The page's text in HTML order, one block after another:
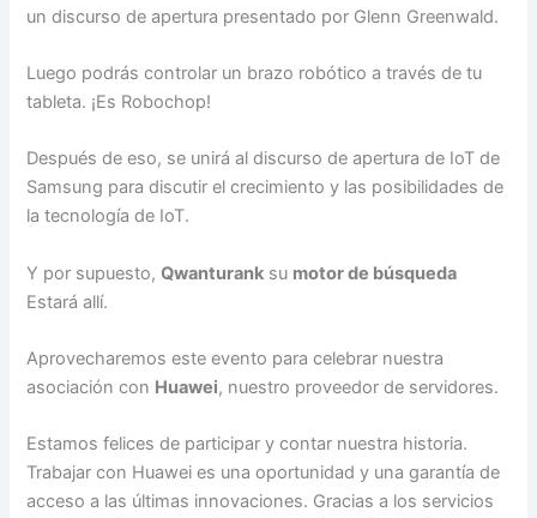
un discurso de apertura presentado por Glenn Greenwald.
Luego podrás controlar un brazo robótico a través de tu
tableta. ¡Es Robochop!
Después de eso, se unirá al discurso de apertura de IoT de
Samsung para discutir el crecimiento y las posibilidades de
la tecnología de IoT.
Y por supuesto,Qwanturank su motor de búsqueda
Estará allí.
Aprovecharemos este evento para celebrar nuestra
asociación con Huawei, nuestro proveedor de servidores.
Estamos felices de participar y contar nuestra historia.
Trabajar con Huawei es una oportunidad y una garantía de
acceso a las últimas innovaciones. Gracias a los servicios